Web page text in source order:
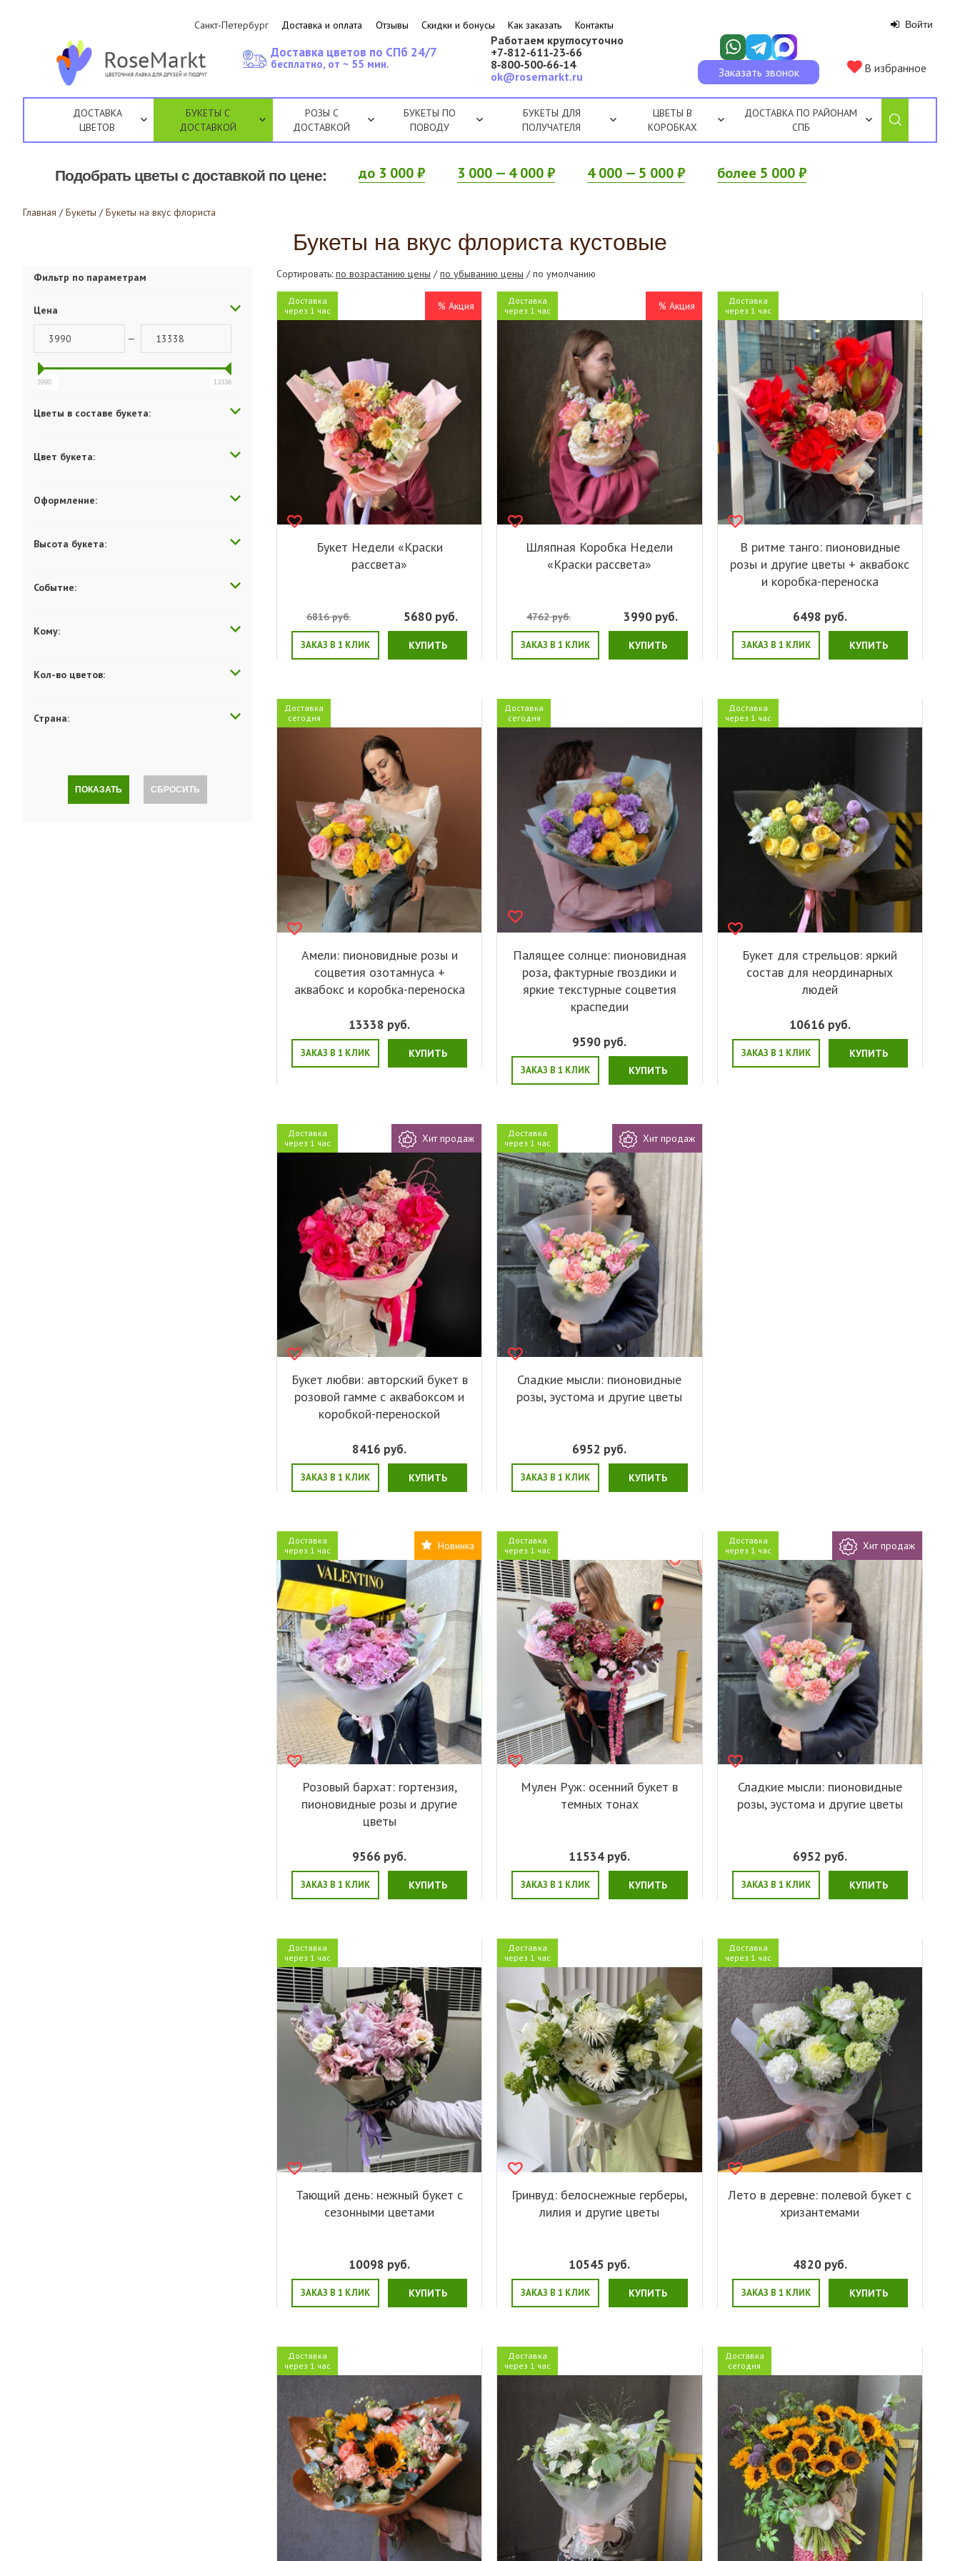
Санкт-Петербург Доставка и оплата Отзывы Скидки и бонусы Как заказать Контакты Войти
Работаем круглосуточно
+7‑812‑611‑23‑66
8‑800‑500‑66‑14
ok@rosemarkt.ru
Заказать звонок В избранное
Доставка цветов по СПб 24/7
бесплатно, от ~ 55 мин.
ДОСТАВКА
ЦВЕТОВ
БУКЕТЫ С
ДОСТАВКОЙ
РОЗЫ С
ДОСТАВКОЙ
БУКЕТЫ ПО
ПОВОДУ
БУКЕТЫ ДЛЯ
ПОЛУЧАТЕЛЯ
ЦВЕТЫ В
КОРОБКАХ
ДОСТАВКА ПО РАЙОНАМ
СПБ
Подобрать цветы с доставкой по цене: до 3 000 ₽ 3 000 — 4 000 ₽ 4 000 — 5 000 ₽ более 5 000 ₽
Главная / Букеты / Букеты на вкус флориста
Букеты на вкус флориста кустовые
Фильтр по параметрам
Цена
—
3990 13338
Цветы в составе букета:
Цвет букета:
Оформление:
Высота букета:
Событие:
Кому:
Кол-во цветов:
Страна:
ПОКАЗАТЬ СБРОСИТЬ
Сортировать: по возрастанию цены /по убыванию цены / по умолчанию
Доставка
через 1 час
% Акция
Букет Недели «Краски
рассвета»
6816руб. 5680руб.
ЗАКАЗ В 1 КЛИК КУПИТЬ
Доставка
через 1 час
% Акция
Шляпная Коробка Недели
«Краски рассвета»
4762руб. 3990 руб.
ЗАКАЗ В 1 КЛИК КУПИТЬ
Доставка
через 1 час
В ритме танго: пионовидные
розы и другие цветы + аквабокс
и коробка-переноска
6498 руб.
ЗАКАЗ В 1 КЛИК КУПИТЬ
Доставка
сегодня
Амели: пионовидные розы и
соцветия озотамнуса +
аквабокс и коробка-переноска
13338 руб.
ЗАКАЗ В 1 КЛИК КУПИТЬ
Доставка
сегодня
Палящее солнце: пионовидная
роза, фактурные гвоздики и
яркие текстурные соцветия
краспедии
9590 руб.
ЗАКАЗ В 1 КЛИК КУПИТЬ
Доставка
через 1 час
Букет для стрельцов: яркий
состав для неординарных
людей
10616 руб.
ЗАКАЗ В 1 КЛИК КУПИТЬ
Доставка
через 1 час
Хит продаж
Букет любви: авторский букет в
розовой гамме с аквабоксом и
коробкой-переноской
8416 руб.
ЗАКАЗ В 1 КЛИК КУПИТЬ
Доставка
через 1 час
Хит продаж
Сладкие мысли: пионовидные
розы, эустома и другие цветы
6952 руб.
ЗАКАЗ В 1 КЛИК КУПИТЬ
Доставка
через 1 час
Новинка
Розовый бархат: гортензия,
пионовидные розы и другие
цветы
9566 руб.
ЗАКАЗ В 1 КЛИК КУПИТЬ
Доставка
через 1 час
Мулен Руж: осенний букет в
темных тонах
11534 руб.
ЗАКАЗ В 1 КЛИК КУПИТЬ
Доставка
через 1 час
Хит продаж
Сладкие мысли: пионовидные
розы, эустома и другие цветы
6952 руб.
ЗАКАЗ В 1 КЛИК КУПИТЬ
Доставка
через 1 час
Тающий день: нежный букет с
сезонными цветами
10098 руб.
ЗАКАЗ В 1 КЛИК КУПИТЬ
Доставка
через 1 час
Гринвуд: белоснежные герберы,
лилия и другие цветы
10545 руб.
ЗАКАЗ В 1 КЛИК КУПИТЬ
Доставка
через 1 час
Лето в деревне: полевой букет с
хризантемами
4820руб.
ЗАКАЗ В 1 КЛИК КУПИТЬ
Доставка
через 1 час
Доставка
через 1 час
Доставка
сегодня